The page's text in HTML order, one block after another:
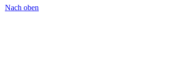
Nach oben